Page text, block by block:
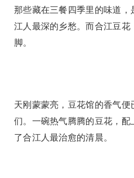
那些藏在三餐四季里的味道
江人最深的乡愁。而合江豆
脚。
天刚蒙蒙亮，豆花馆的香气便
们。一碗热气腾腾的豆花，
了合江人最治愈的清晨。